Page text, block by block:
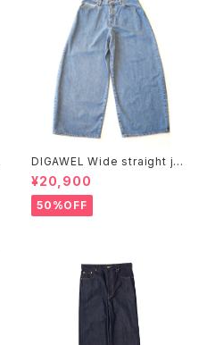
DIGAWEL Wide straight jea
ns
¥20,900
50%OFF